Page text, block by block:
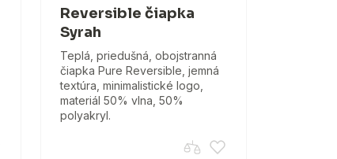
Reversible čiapka
Syrah
Teplá, priedušná, obojstranná
čiapka Pure Reversible, jemná
textúra, minimalistické logo,
materiál 50% vlna, 50%
polyakryl.